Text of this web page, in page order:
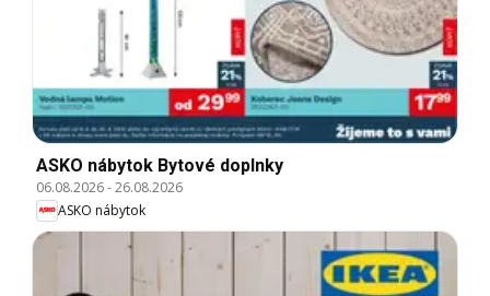
ASKO nábytok Bytové doplnky
06.08.2026-26.08.2026
ASKO nábytok